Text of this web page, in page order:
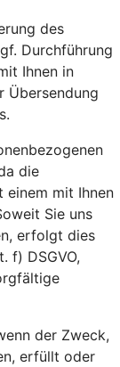
des
Durchführung
Ihnen in
Übersendung
die
einem mit Ihnen
Sie uns
erfolgt dies
f) DSGVO,
der Zweck,
erfüllt oder